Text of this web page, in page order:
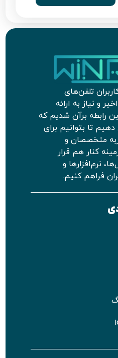
تلفن‌های
و نیاز به ارائه
رابطه برآن شدیم که
تا بتوانیم برای
متخصصان و
کنار هم قرار
نرم‌افزارها و
فراهم کنیم.